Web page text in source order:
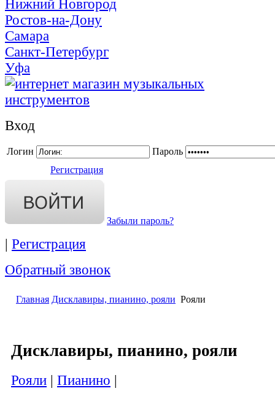
Нижний Новгород
Ростов-на-Дону
Самара
Санкт-Петербург
Уфа
Вход
Логин
Пароль
Регистрация
Забыли пароль?
| Регистрация
Обратный звонок
Главная Дисклавиры, пианино, рояли Рояли
Дисклавиры, пианино, рояли
Рояли | Пианино |